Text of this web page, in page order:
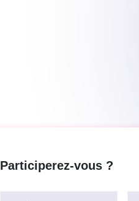
Participerez-vous ?